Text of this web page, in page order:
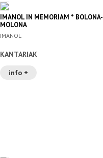
IMANOL IN MEMORIAM * BOLONA-
MOLONA
IMANOL
KANTARIAK
info +